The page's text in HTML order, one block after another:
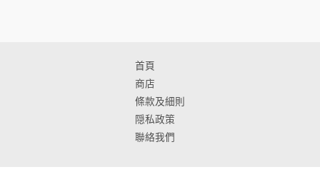
首頁
商店
條款及細則
隠私政策
聯絡我們